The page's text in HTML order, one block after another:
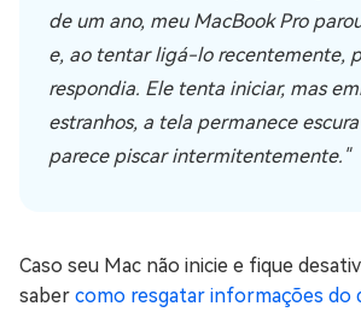
de um ano, meu MacBook Pro
e, ao tentar ligá-lo recentemente,
respondia. Ele tenta iniciar, mas
estranhos, a tela permanece
parece piscar intermitentemente."
Caso seu Mac não inicie e fique
saber como resgatar informações do